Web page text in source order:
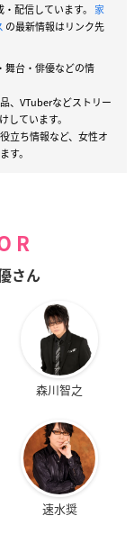
配信しています。 家
の最新情報はリンク先
舞台・俳優などの情
、VTuberなどストリー
ています。
立ち情報など、女性オ
す。
さん
森川智之
速水奨